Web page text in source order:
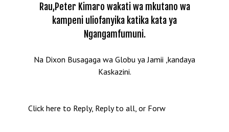
Rau,Peter Kimaro wakati wa mkutano wa
kampeni uliofanyika katika kata ya
Ngangamfumuni.
Na Dixon Busagaga wa Globu ya Jamii ,kandaya
Kaskazini.
Click here to Reply, Reply to all, or Forw